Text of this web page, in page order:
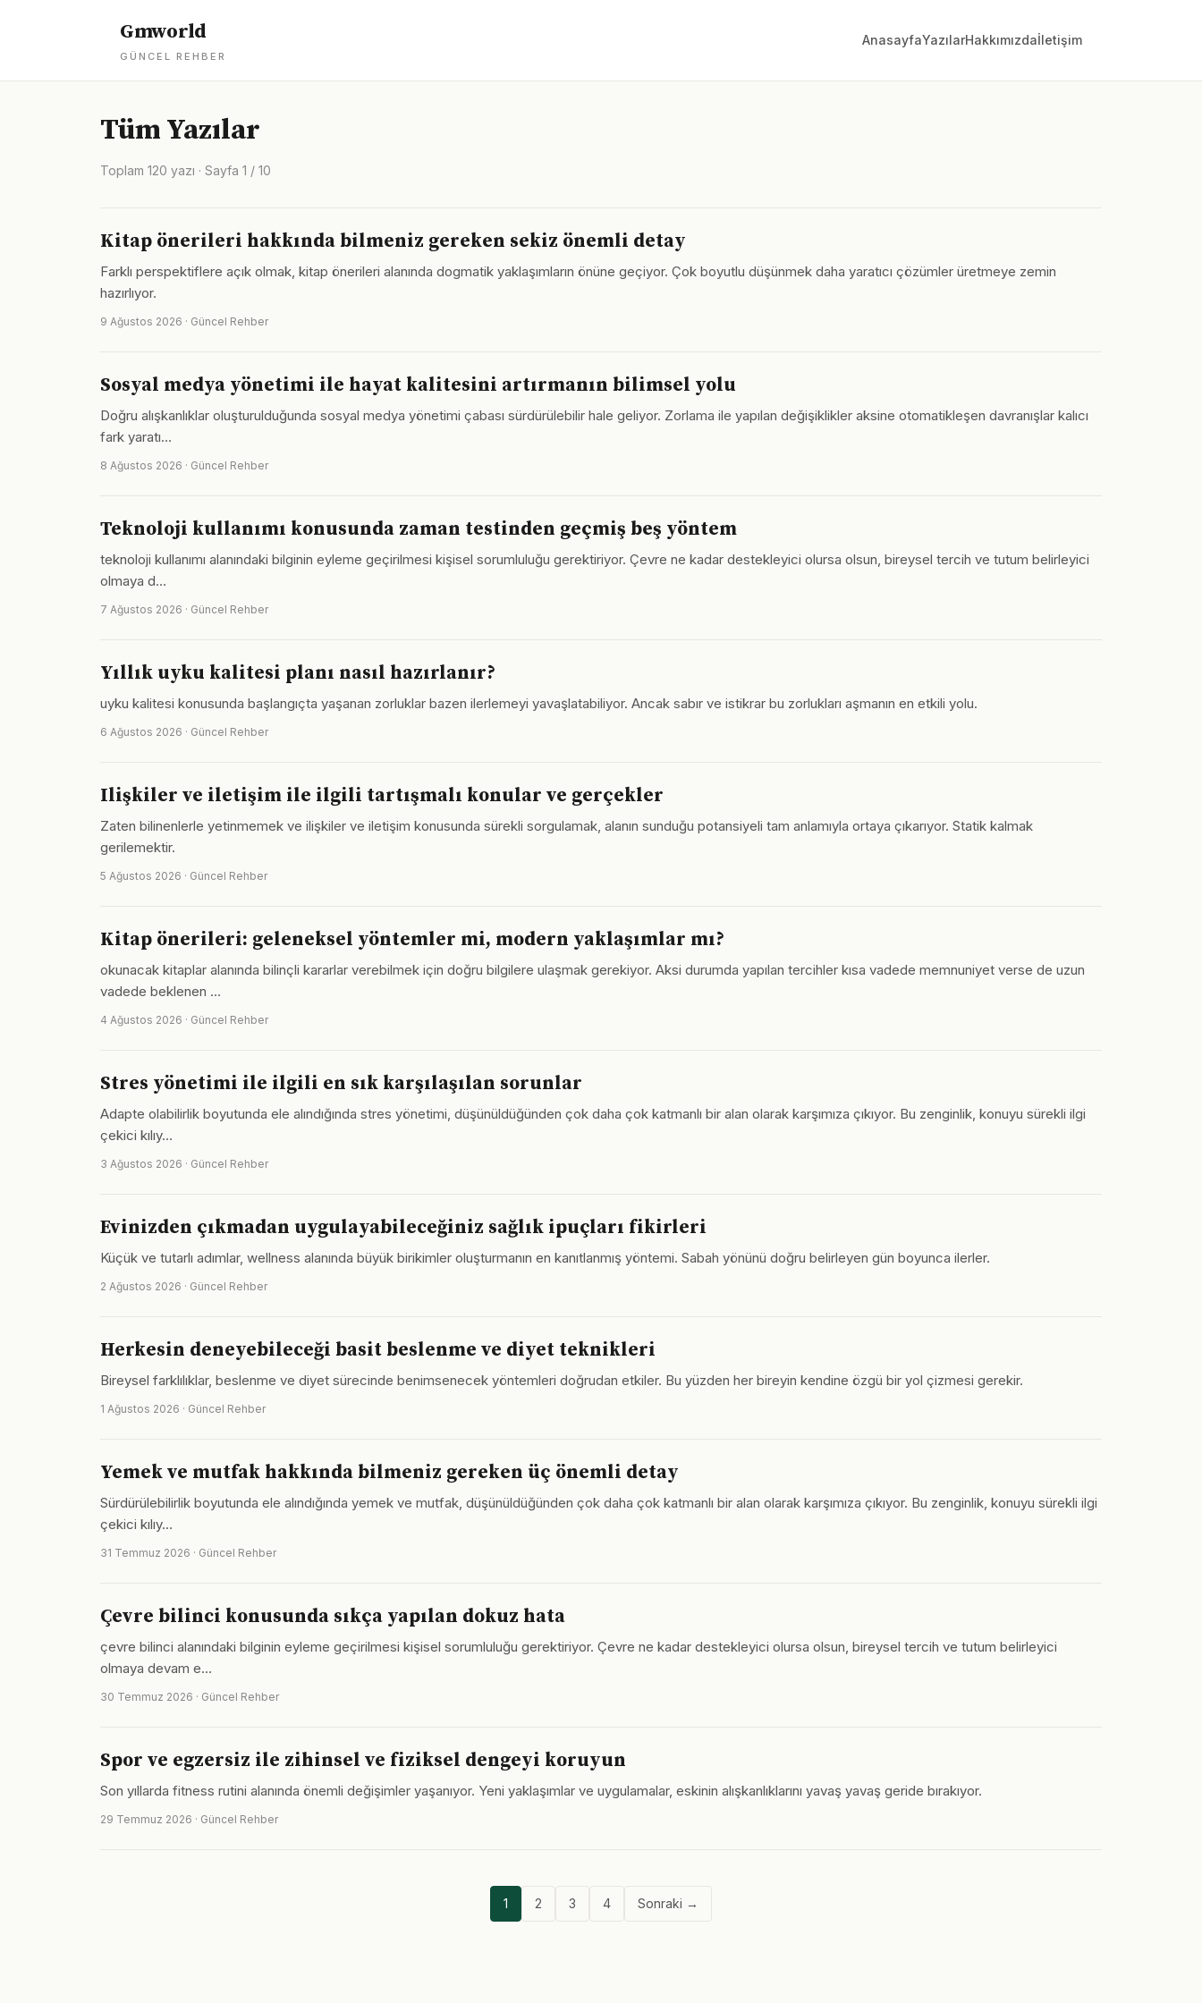
Gmworld
GÜNCEL REHBER
AnasayfaYazılarHakkımızdaİletişim
Tüm Yazılar
Toplam 120 yazı · Sayfa 1 / 10
Kitap önerileri hakkında bilmeniz gereken sekiz önemli detay
Farklı perspektiflere açık olmak, kitap önerileri alanında dogmatik yaklaşımların önüne geçiyor. Çok boyutlu düşünmek daha yaratıcı çözümler üretmeye zemin
hazırlıyor.
9 Ağustos 2026 · Güncel Rehber
Sosyal medya yönetimi ile hayat kalitesini artırmanın bilimsel yolu
Doğru alışkanlıklar oluşturulduğunda sosyal medya yönetimi çabası sürdürülebilir hale geliyor. Zorlama ile yapılan değişiklikler aksine otomatikleşen davranışlar kalıcı
fark yaratı…
8 Ağustos 2026 · Güncel Rehber
Teknoloji kullanımı konusunda zaman testinden geçmiş beş yöntem
teknoloji kullanımı alanındaki bilginin eyleme geçirilmesi kişisel sorumluluğu gerektiriyor. Çevre ne kadar destekleyici olursa olsun, bireysel tercih ve tutum belirleyici
olmaya d…
7 Ağustos 2026 · Güncel Rehber
Yıllık uyku kalitesi planı nasıl hazırlanır?
uyku kalitesi konusunda başlangıçta yaşanan zorluklar bazen ilerlemeyi yavaşlatabiliyor. Ancak sabır ve istikrar bu zorlukları aşmanın en etkili yolu.
6 Ağustos 2026 · Güncel Rehber
Ilişkiler ve iletişim ile ilgili tartışmalı konular ve gerçekler
Zaten bilinenlerle yetinmemek ve ilişkiler ve iletişim konusunda sürekli sorgulamak, alanın sunduğu potansiyeli tam anlamıyla ortaya çıkarıyor. Statik kalmak
gerilemektir.
5 Ağustos 2026 · Güncel Rehber
Kitap önerileri: geleneksel yöntemler mi, modern yaklaşımlar mı?
okunacak kitaplar alanında bilinçli kararlar verebilmek için doğru bilgilere ulaşmak gerekiyor. Aksi durumda yapılan tercihler kısa vadede memnuniyet verse de uzun
vadede beklenen …
4 Ağustos 2026 · Güncel Rehber
Stres yönetimi ile ilgili en sık karşılaşılan sorunlar
Adapte olabilirlik boyutunda ele alındığında stres yönetimi, düşünüldüğünden çok daha çok katmanlı bir alan olarak karşımıza çıkıyor. Bu zenginlik, konuyu sürekli ilgi
çekici kılıy…
3 Ağustos 2026 · Güncel Rehber
Evinizden çıkmadan uygulayabileceğiniz sağlık ipuçları fikirleri
Küçük ve tutarlı adımlar, wellness alanında büyük birikimler oluşturmanın en kanıtlanmış yöntemi. Sabah yönünü doğru belirleyen gün boyunca ilerler.
2 Ağustos 2026 · Güncel Rehber
Herkesin deneyebileceği basit beslenme ve diyet teknikleri
Bireysel farklılıklar, beslenme ve diyet sürecinde benimsenecek yöntemleri doğrudan etkiler. Bu yüzden her bireyin kendine özgü bir yol çizmesi gerekir.
1 Ağustos 2026 · Güncel Rehber
Yemek ve mutfak hakkında bilmeniz gereken üç önemli detay
Sürdürülebilirlik boyutunda ele alındığında yemek ve mutfak, düşünüldüğünden çok daha çok katmanlı bir alan olarak karşımıza çıkıyor. Bu zenginlik, konuyu sürekli ilgi
çekici kılıy…
31 Temmuz 2026 · Güncel Rehber
Çevre bilinci konusunda sıkça yapılan dokuz hata
çevre bilinci alanındaki bilginin eyleme geçirilmesi kişisel sorumluluğu gerektiriyor. Çevre ne kadar destekleyici olursa olsun, bireysel tercih ve tutum belirleyici
olmaya devam e…
30 Temmuz 2026 · Güncel Rehber
Spor ve egzersiz ile zihinsel ve fiziksel dengeyi koruyun
Son yıllarda fitness rutini alanında önemli değişimler yaşanıyor. Yeni yaklaşımlar ve uygulamalar, eskinin alışkanlıklarını yavaş yavaş geride bırakıyor.
29 Temmuz 2026 · Güncel Rehber
1 2 3 4 Sonraki →